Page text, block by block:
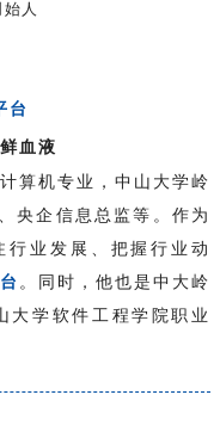
人
台
血液
算机专业，中山大学岭
央企信息总监等。作为
业发展、把握行业动
。同时，他也是中大岭
学软件工程学院职业